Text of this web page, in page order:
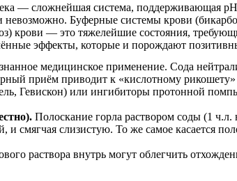
— сложнейшая система, поддерживающая
Буферные системы крови
крови — это тяжелейшие состояния,
эффекты, которые и порождают
медицинское применение. Сода
приём приводит к «кислотному
Гевискон) или ингибиторы протонной
Полоскание горла раствором соды (1 ч.л.
смягчая слизистую. То же самое касается
раствора внутрь могут облегчить